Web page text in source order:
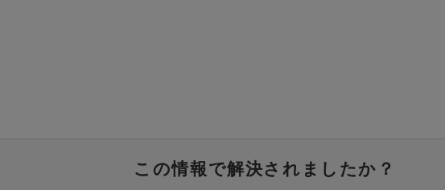
この情報で解決されましたか？